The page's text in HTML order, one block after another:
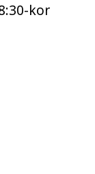
kor